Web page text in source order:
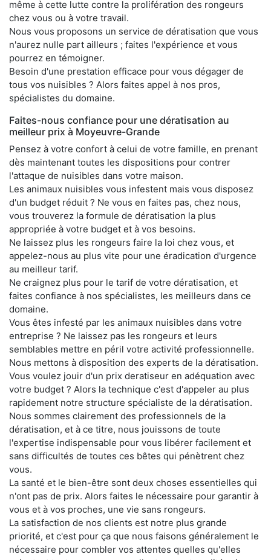
même à cette lutte contre la prolifération des rongeurs
chez vous ou à votre travail.
Nous vous proposons un service de dératisation que vous
n'aurez nulle part ailleurs ; faites l'expérience et vous
pourrez en témoigner.
Besoin d'une prestation efficace pour vous dégager de
tous vos nuisibles ? Alors faites appel à nos pros,
spécialistes du domaine.
Faites-nous confiance pour une dératisation au
meilleur prix à Moyeuvre-Grande
Pensez à votre confort à celui de votre famille, en prenant
dès maintenant toutes les dispositions pour contrer
l'attaque de nuisibles dans votre maison.
Les animaux nuisibles vous infestent mais vous disposez
d'un budget réduit ? Ne vous en faites pas, chez nous,
vous trouverez la formule de dératisation la plus
appropriée à votre budget et à vos besoins.
Ne laissez plus les rongeurs faire la loi chez vous, et
appelez-nous au plus vite pour une éradication d'urgence
au meilleur tarif.
Ne craignez plus pour le tarif de votre dératisation, et
faites confiance à nos spécialistes, les meilleurs dans ce
domaine.
Vous êtes infesté par les animaux nuisibles dans votre
entreprise ? Ne laissez pas les rongeurs et leurs
semblables mettre en péril votre activité professionnelle.
Nous mettons à disposition des experts de la dératisation.
Vous voulez jouir d'un prix deratiseur en adéquation avec
votre budget ? Alors la technique c'est d'appeler au plus
rapidement notre structure spécialiste de la dératisation.
Nous sommes clairement des professionnels de la
dératisation, et à ce titre, nous jouissons de toute
l'expertise indispensable pour vous libérer facilement et
sans difficultés de toutes ces bêtes qui pénètrent chez
vous.
La santé et le bien-être sont deux choses essentielles qui
n'ont pas de prix. Alors faites le nécessaire pour garantir à
vous et à vos proches, une vie sans rongeurs.
La satisfaction de nos clients est notre plus grande
priorité, et c'est pour ça que nous faisons généralement le
nécessaire pour combler vos attentes quelles qu'elles